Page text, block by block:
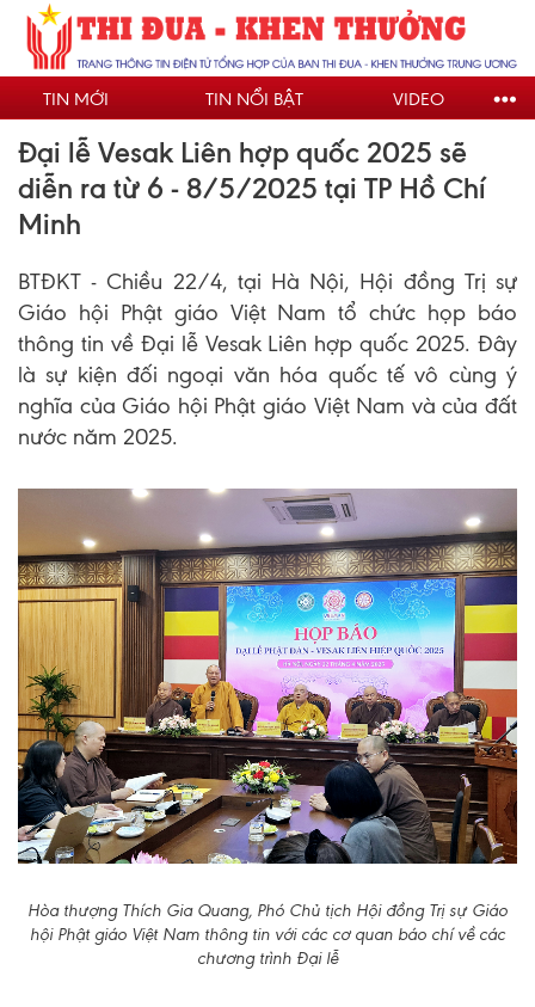
Nhảy
đến
nội
dungTIN MỚI TIN NỔI BẬT VIDEO
Đại lễ Vesak Liên hợp quốc 2025 sẽ
diễn ra từ 6 - 8/5/2025 tại TP Hồ Chí
Minh
BTĐKT - Chiều 22/4, tại Hà Nội, Hội đồng Trị sự
Giáo hội Phật giáo Việt Nam tổ chức họp báo
thông tin về Đại lễ Vesak Liên hợp quốc 2025. Đây
là sự kiện đối ngoại văn hóa quốc tế vô cùng ý
nghĩa của Giáo hội Phật giáo Việt Nam và của đất
nước năm 2025.
Hòa thượng Thích Gia Quang, Phó Chủ tịch Hội đồng Trị sự Giáo
hội Phật giáo Việt Nam thông tin với các cơ quan báo chí về các
chương trình Đại lễ